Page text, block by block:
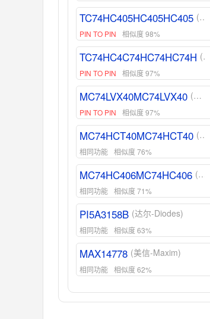
TC74HC405HC405HC405 (东芝-Toshiba)
PIN TO PIN 相似度 98%
TC74HC4C74HC74HC74H (东芝-Toshiba)
PIN TO PIN 相似度 97%
MC74LVX40MC74LVX40 (安森美-ON)
PIN TO PIN 相似度 97%
MC74HCT40MC74HCT40 (安森美-ON)
相同功能 相似度 76%
MC74HC406MC74HC406 (安森美-ON)
相同功能 相似度 71%
PI5A3158B (达尔-Diodes)
相同功能 相似度 63%
MAX14778 (美信-Maxim)
相同功能 相似度 62%
ADG1439 (亚德诺-ADI)